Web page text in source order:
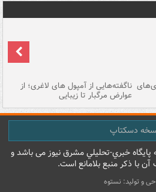
ناگفته‌هایی از آمپول های لاغری؛ از
عوارض مرگبار تا زیبایی
دسکتاپ
خبري-تحليلي مشرق نيوز می باشد و
آن با ذکر منبع بلامانع است.
و تولید: نستوه